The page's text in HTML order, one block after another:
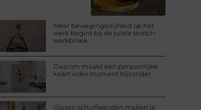
Meer bewegingsvrijheid op het
werk begint bij de juiste stretch
werkbroek
Daarom maakt een persoonlijke
kaart ieder moment bijzonder
Glazen schuifwanden maken je